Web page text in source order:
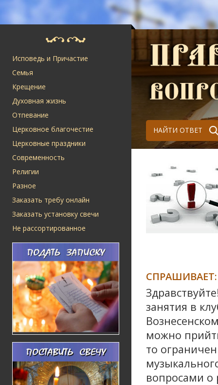
Исповедь и Причастие
Семья
Крещение
Духовная жизнь
Отпевание
Церковное благочестие
Церковные праздники
Современность
Религии
Разное
Заказать требу онлайн
Заказать установку свечи
Не рассортированное
НАЙТИ ОТВЕТ
СПРАШИВАЕТ:
занятия в
можно
то
вопросами о